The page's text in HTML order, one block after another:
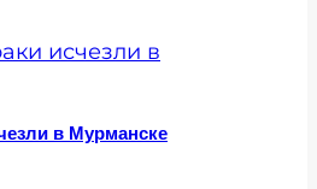
в Мурманске